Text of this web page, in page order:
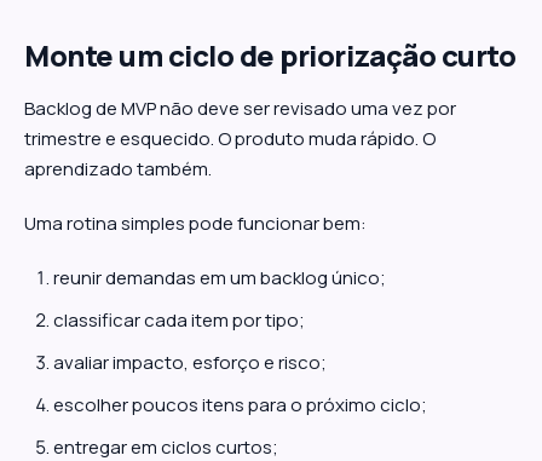
Monte um ciclo de priorização curto
Backlog de MVP não deve ser revisado uma vez por
trimestre e esquecido. O produto muda rápido. O
aprendizado também.
Uma rotina simples pode funcionar bem:
reunir demandas em um backlog único;
classificar cada item por tipo;
avaliar impacto, esforço e risco;
escolher poucos itens para o próximo ciclo;
entregar em ciclos curtos;